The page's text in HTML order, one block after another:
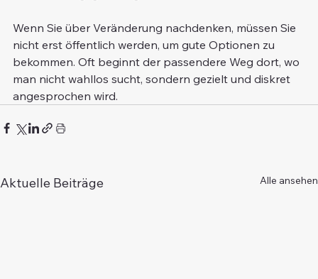
Wenn Sie über Veränderung nachdenken, müssen Sie
nicht erst öffentlich werden, um gute Optionen zu
bekommen. Oft beginnt der passendere Weg dort, wo
man nicht wahllos sucht, sondern gezielt und diskret
angesprochen wird.
Aktuelle Beiträge Alle ansehen